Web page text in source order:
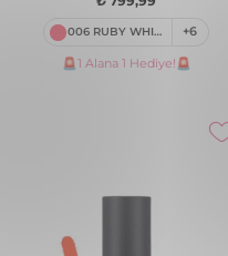
006 RUBY WHISPER +6
🚨1 Alana 1 Hediye!🚨